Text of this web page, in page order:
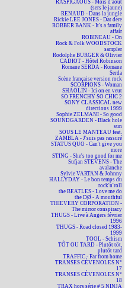
RASPIGAOUS - Mois d'août
(sers le jaune)
RENAUD - Dans la jungle
Rickie LEE JONES - Dat dere
ROBBER BANK - It's a family
affair
ROBINEAU - On
Rock & Folk WOODSTOCK
sampler
Rodolphe BURGER & Olivier
CADIOT - Hôtel Robinson
Romane SERDA - Romane
Serda
Scène française version rock
SCORPIONS - Woman
SHAOLIN - Ici on en veut
SO FRENCHY SO CHIC 2
SONY CLASSICAL new
directions 1999
Sophie ZELMANI - So good
SOUNDGARDEN - Black hole
sun
SOUS LE MANTEAU feat.
ZAMBLA - J'suis pas rassuré
STATUS QUO - Can't give you
more
STING - She's too good for me
Sufjan STEVENS - The
avalanche
Sylvie VARTAN & Johnny
HALLYDAY - Le bon temps du
rock'n'roll
the BEATLES - Love me do
the DØ - A mouthful
THIEVERY CORPORATION -
The mirror conspiracy
THUGS - Live à Angers février
1996
THUGS - Road closed 1983-
1999
TOOL - Schism
TÔT OU TARD - Plutôt tôt,
plutôt tard
TRAFFIC - Far from home
TRANSES CÉVENOLES N°
17
TRANSES CÉVENOLES N°
18
TRAX hors série # 5 NINJA